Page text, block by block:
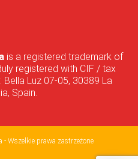
is a registered trademark of
registered with CIF / tax
Luz 07-05, 30389 La
Spain.
Wszelkie prawa zastrzeżone